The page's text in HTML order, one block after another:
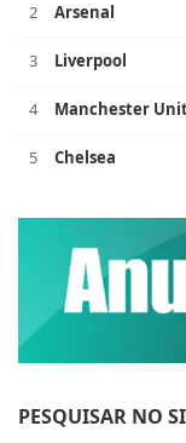
2 Arsenal
3 Liverpool
4 Manchester
5 Chelsea
PESQUISAR NO